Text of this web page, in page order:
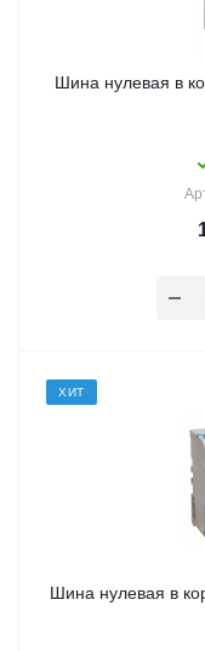
Шина нулевая в
ХИТ
Шина нулевая в